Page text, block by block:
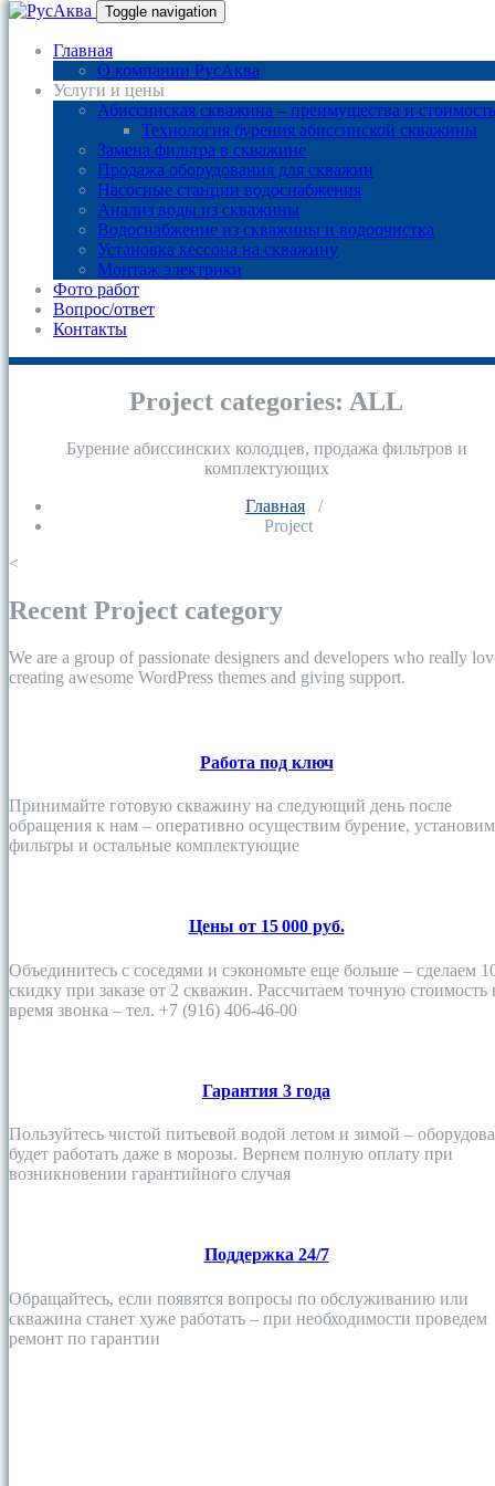
Toggle navigation
Главная
О компании РусАква
Услуги и цены
Абиссинская скважина – преимущества и стоимость
Технология бурения абиссинской скважины
Замена фильтра в скважине
Продажа оборудования для скважин
Насосные станции водоснабжения
Анализ воды из скважины
Водоснабжение из скважины и водоочистка
Установка кессона на скважину
Монтаж электрики
Фото работ
Вопрос/ответ
Контакты
Project categories: ALL
Бурение абиссинских колодцев, продажа фильтров и
комплектующих
Главная /
Project
<
Recent Project category
We are a group of passionate designers and developers who really
creating awesome WordPress themes and giving support.
Работа под ключ
Принимайте готовую скважину на следующий день после
обращения к нам – оперативно осуществим бурение, установим
фильтры и остальные комплектующие
Цены от 15 000 руб.
Объединитесь с соседями и сэкономьте еще больше – сделаем
скидку при заказе от 2 скважин. Рассчитаем точную стоимость
время звонка – тел. +7 (916) 406-46-00
Гарантия 3 года
Пользуйтесь чистой питьевой водой летом и зимой –
будет работать даже в морозы. Вернем полную оплату при
возникновении гарантийного случая
Поддержка 24/7
Обращайтесь, если появятся вопросы по обслуживанию или
скважина станет хуже работать – при необходимости проведем
ремонт по гарантии
Главная